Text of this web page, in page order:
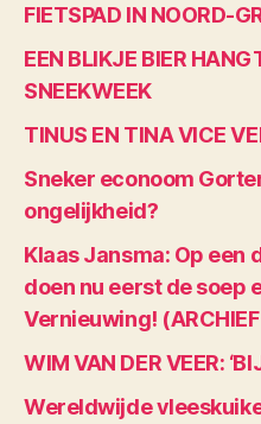
FIETSPAD IN NOORD-
EEN BLIKJE BIER
SNEEKWEEK
TINUS EN TINA VICE
Sneker econoom
ongelijkheid?
Klaas Jansma: Op een
doen nu eerst de soep
Vernieuwing!
WIM VAN DER VEER:
Wereldwijde